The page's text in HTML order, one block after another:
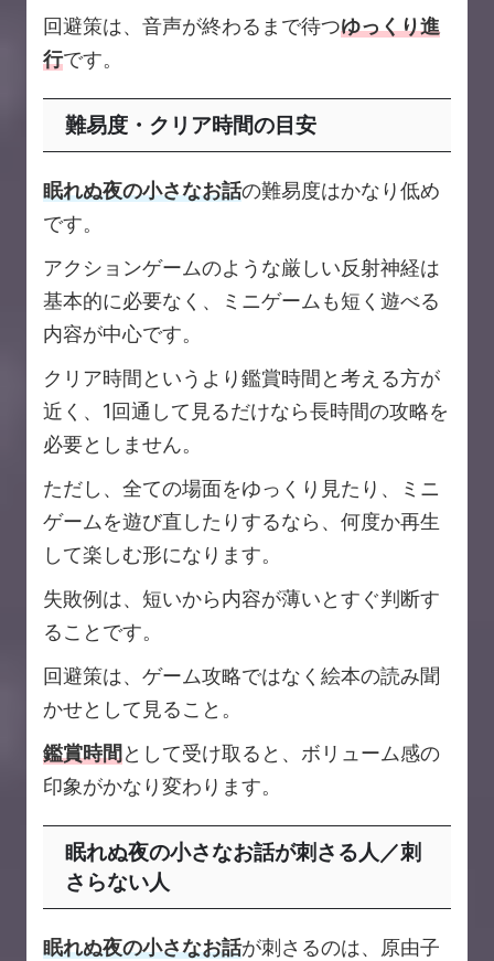
回避策は、音声が終わるまで待つゆっくり進
行です。
難易度・クリア時間の目安
眠れぬ夜の小さなお話の難易度はかなり低め
です。
アクションゲームのような厳しい反射神経は
基本的に必要なく、ミニゲームも短く遊べる
内容が中心です。
クリア時間というより鑑賞時間と考える方が
近く、1回通して見るだけなら長時間の攻略を
必要としません。
ただし、全ての場面をゆっくり見たり、ミニ
ゲームを遊び直したりするなら、何度か再生
して楽しむ形になります。
失敗例は、短いから内容が薄いとすぐ判断す
ることです。
回避策は、ゲーム攻略ではなく絵本の読み聞
かせとして見ること。
鑑賞時間として受け取ると、ボリューム感の
印象がかなり変わります。
眠れぬ夜の小さなお話が刺さる人／刺
さらない人
眠れぬ夜の小さなお話が刺さるのは、原由子